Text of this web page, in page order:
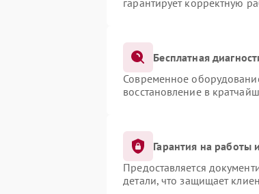
гарантирует корректную
Бесплатная
Современное
восстановление в
Гарантия на работы
Предоставляется
детали, что защищает